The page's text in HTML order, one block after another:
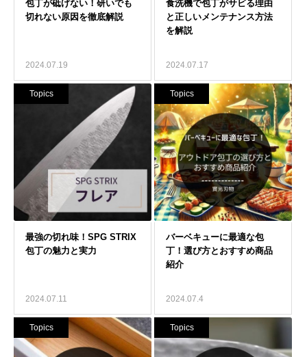
2024.07.19 2024.07.17
Topics
2024.07.11
Topics
2024.07.4
Topics Topics